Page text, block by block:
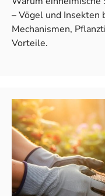
– Vögel und Insekten
Mechanismen,
Vorteile.